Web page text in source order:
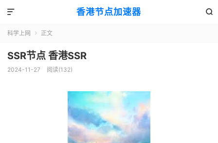
香港节点加速器 

科学上网  正文
SSR节点 香港SSR
2024-11-27 阅读(132)